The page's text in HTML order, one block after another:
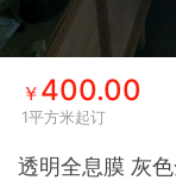
￥ 400.00
1平方米起订
透明全息膜 灰